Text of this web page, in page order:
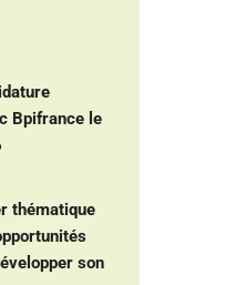
Bpifrance le
thématique
son